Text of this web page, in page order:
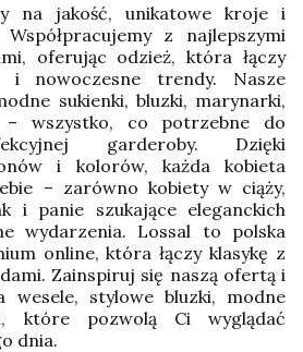
na jakość, unikatowe kroje i
z najlepszymi
oferując odzież, która łączy
i nowoczesne trendy. Nasze
sukienki, bluzki, marynarki,
wszystko, co potrzebne do
garderoby. Dzięki
i kolorów, każda kobieta
– zarówno kobiety w ciąży,
i panie szukające eleganckich
wydarzenia. Lossal to polska
online, która łączy klasykę z
Zainspiruj się naszą ofertą i
wesele, stylowe bluzki, modne
które pozwolą Ci wyglądać
dnia.